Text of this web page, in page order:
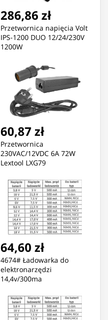
286,86 zł
Przetwornica napięcia Volt
IPS-1200 DUO 12/24/230V
1200W
60,87 zł
Przetwornica
230VAC/12VDC 6A 72W
Lextool LXG79
64,60 zł
4674# Ładowarka do
elektronarzędzi
14,4v/300ma